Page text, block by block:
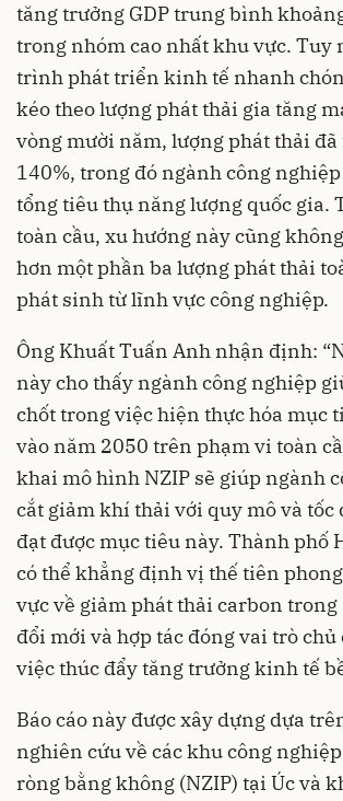
tăng trưởng GDP trung bình
trong nhóm cao nhất khu vực. Tuy
trình phát triển kinh tế nhanh
kéo theo lượng phát thải gia tăng
vòng mười năm, lượng phát thải đã
140%, trong đó ngành công
tổng tiêu thụ năng lượng quốc gia.
toàn cầu, xu hướng này cũng
hơn một phần ba lượng phát thải
phát sinh từ lĩnh vực công nghiệp.
Ông Khuất Tuấn Anh nhận định:
này cho thấy ngành công nghiệp
chốt trong việc hiện thực hóa mục
vào năm 2050 trên phạm vi toàn
khai mô hình NZIP sẽ giúp ngành
cắt giảm khí thải với quy mô và tốc
đạt được mục tiêu này. Thành phố
có thể khẳng định vị thế tiên
vực về giảm phát thải carbon
đổi mới và hợp tác đóng vai trò
việc thúc đẩy tăng trưởng kinh tế
Báo cáo này được xây dựng dựa
nghiên cứu về các khu công
ròng bằng không (NZIP) tại Úc và